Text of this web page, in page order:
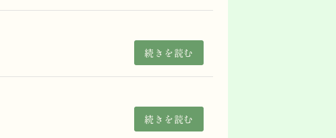
続きを読む
続きを読む